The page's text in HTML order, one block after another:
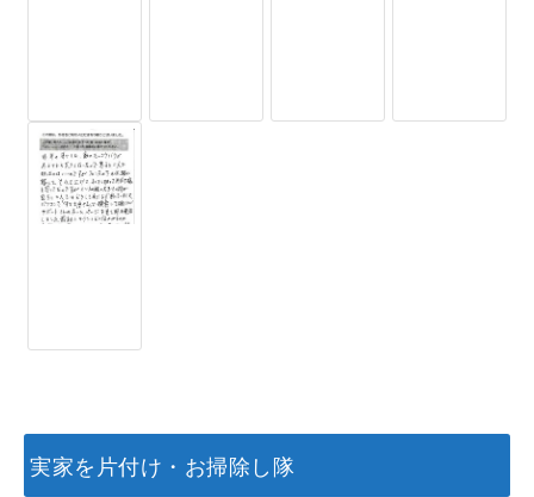
実家を片付け・お掃除し隊